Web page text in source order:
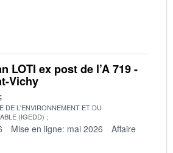
LOTI ex post de l’A 719 -
Vichy
DE L'ENVIRONNEMENT ET DU
(IGEDD)
Mise en ligne: mai 2026
Affaire